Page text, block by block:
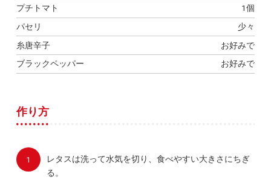
プチトマト
1個
パセリ
少々
糸唐辛子
お好みで
ブラックペッパー
お好みで
作り方
レタスは洗って水気を切り、食べやすい大きさにちぎ
る。